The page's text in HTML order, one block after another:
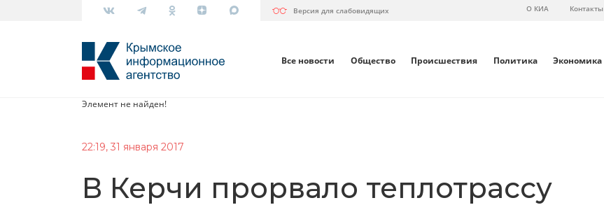
Версия для слабовидящих О КИА Контакты
Все новости Общество Происшествия Политика Экономика
Элемент не найден!
22:19, 31 января 2017
В Керчи прорвало теплотрассу